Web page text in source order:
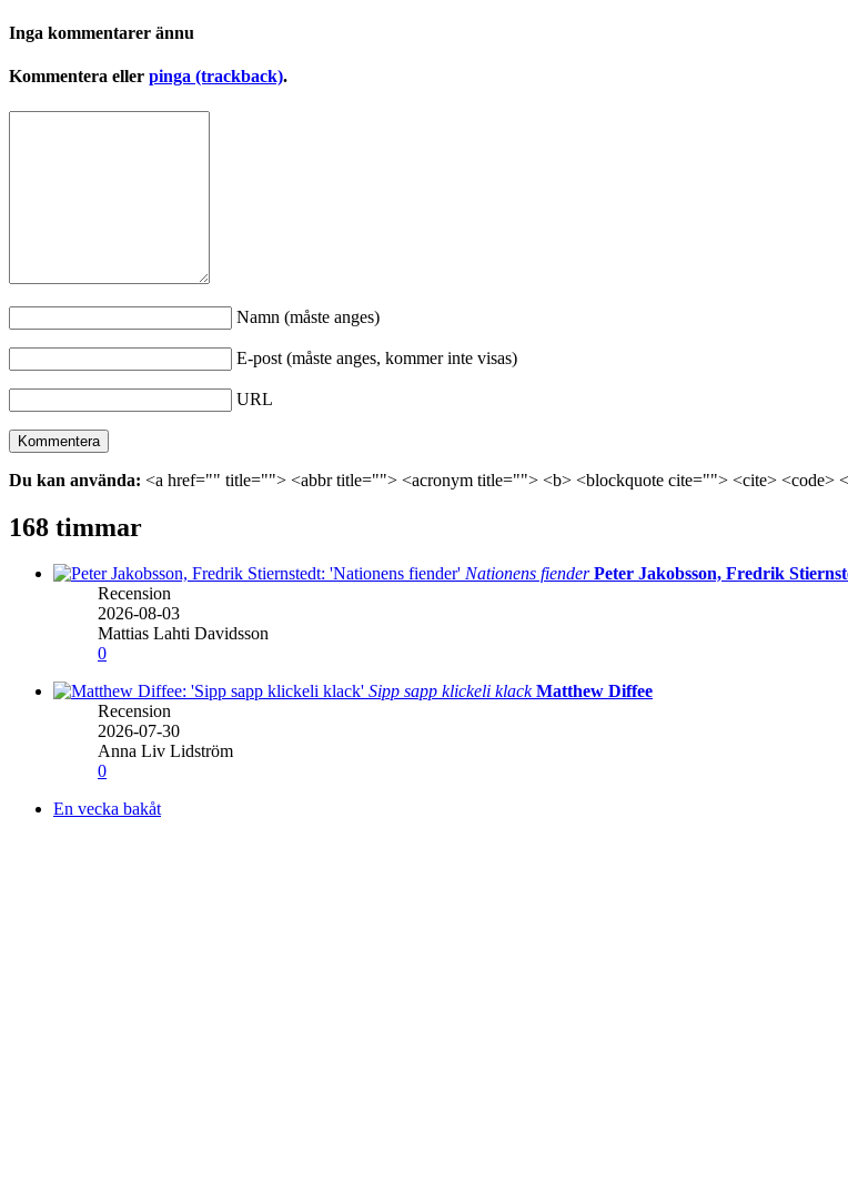
Inga kommentarer ännu
Kommentera eller pinga (trackback).
Namn (måste anges)
E-post (måste anges, kommer inte visas)
URL
Du kan använda: <a href="" title=""> <abbr title=""> <acronym title=""> <b> <blockquote cite=""> <cite> <code>
168 timmar
Nationens fiender Peter Jakobsson, Fredrik
Recension
2026-08-03
Mattias Lahti Davidsson
0
Sipp sapp klickeli klack Matthew Diffee
Recension
2026-07-30
Anna Liv Lidström
0
En vecka bakåt